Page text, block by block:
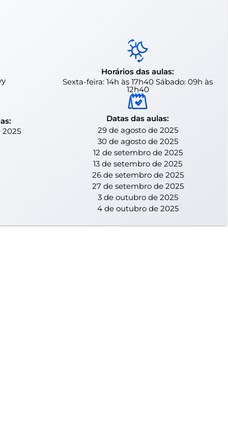
Horários das aulas:
Sexta-feira: 14h às 17h40 Sábado: 09h às
12h40
2025
Datas das aulas:
29 de agosto de 2025
30 de agosto de 2025
12 de setembro de 2025
13 de setembro de 2025
26 de setembro de 2025
27 de setembro de 2025
3 de outubro de 2025
4 de outubro de 2025